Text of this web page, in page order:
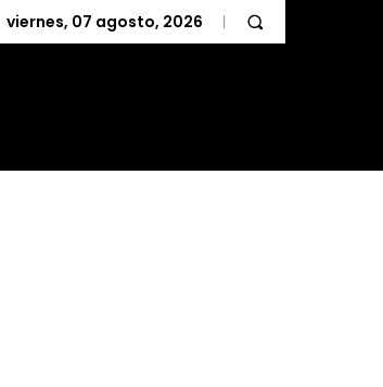
viernes, 07 agosto, 2026